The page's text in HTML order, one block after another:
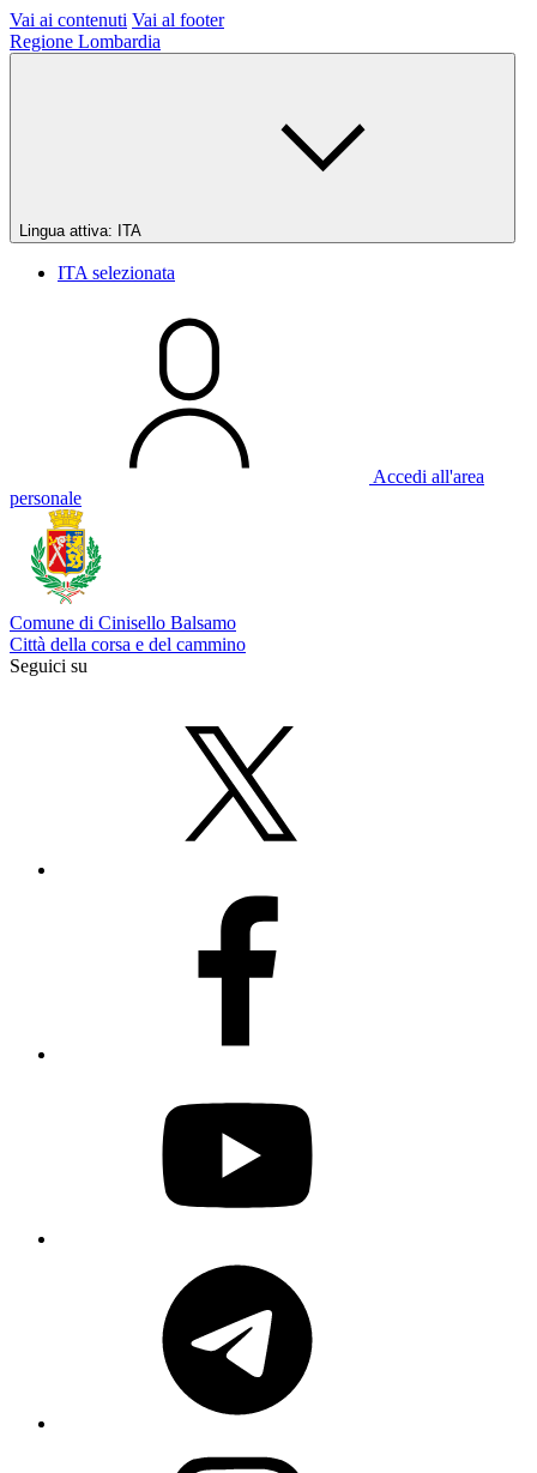
Vai ai contenuti Vai al footer
Regione Lombardia
Lingua attiva: ITA
ITA selezionata
Accedi all'area
personale
Comune di Cinisello Balsamo
Città della corsa e del cammino
Seguici su